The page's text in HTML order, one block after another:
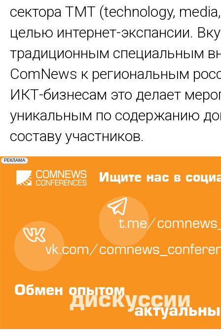
сектора ТМТ (technology,
целью интернет-экспансии.
традиционным специальным
ComNews к региональным
ИКТ-бизнесам это делает
уникальным по содержанию
составу участников.